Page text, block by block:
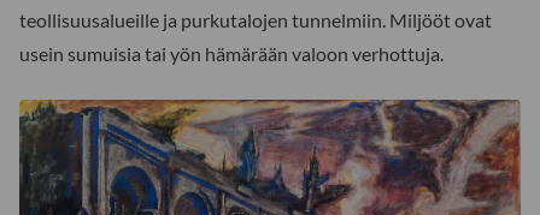
teollisuusalueille ja purkutalojen tunnelmiin. Miljööt ovat
usein sumuisia tai yön hämärään valoon verhottuja.